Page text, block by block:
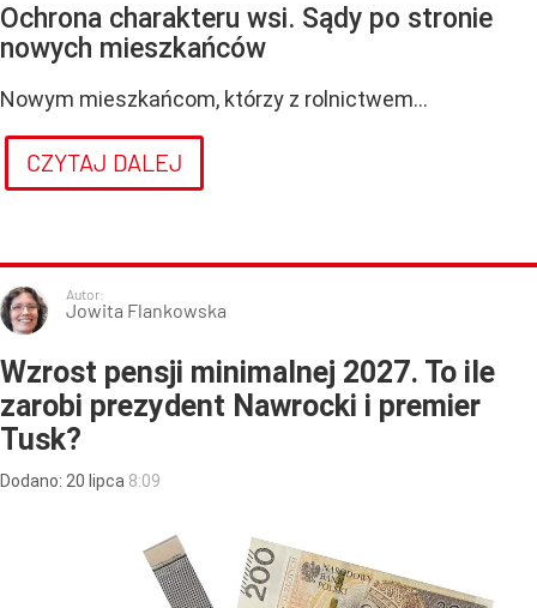
Ochrona charakteru wsi. Sądy po stronie
nowych mieszkańców
Nowym mieszkańcom, którzy z rolnictwem...
CZYTAJ DALEJ
Autor:
Jowita Flankowska
Wzrost pensji minimalnej 2027. To ile
zarobi prezydent Nawrocki i premier
Tusk?
Dodano: 20 lipca 8:09